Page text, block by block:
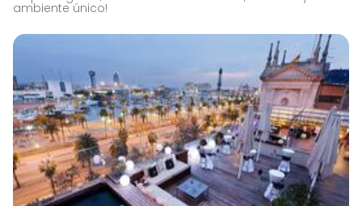
ambiente único!